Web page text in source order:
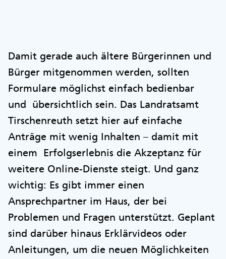
Damit gerade auch ältere Bürgerinnen und
Bürger mitgenommen werden, sollten
Formulare möglichst einfach bedienbar
und übersichtlich sein. Das Landratsamt
Tirschenreuth setzt hier auf einfache
Anträge mit wenig Inhalten – damit mit
einem Erfolgserlebnis die Akzeptanz für
weitere Online-Dienste steigt. Und ganz
wichtig: Es gibt immer einen
Ansprechpartner im Haus, der bei
Problemen und Fragen unterstützt. Geplant
sind darüber hinaus Erklärvideos oder
Anleitungen, um die neuen Möglichkeiten